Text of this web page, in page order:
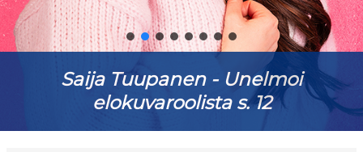
Saija Tuupanen - Unelmoi
elokuvaroolista s. 12